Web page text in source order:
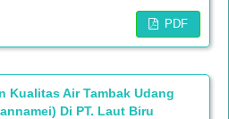
PDF
Kualitas Air Tambak Udang
Di PT. Laut Biru